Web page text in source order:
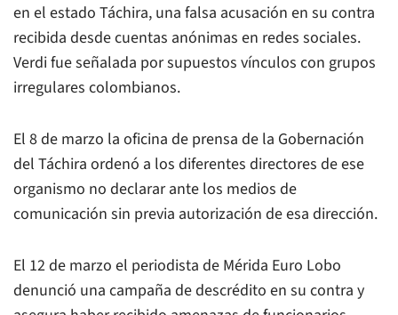
en el estado Táchira, una falsa acusación en su contra
recibida desde cuentas anónimas en redes sociales.
Verdi fue señalada por supuestos vínculos con grupos
irregulares colombianos.
El 8 de marzo la oficina de prensa de la Gobernación
del Táchira ordenó a los diferentes directores de ese
organismo no declarar ante los medios de
comunicación sin previa autorización de esa dirección.
El 12 de marzo el periodista de Mérida Euro Lobo
denunció una campaña de descrédito en su contra y